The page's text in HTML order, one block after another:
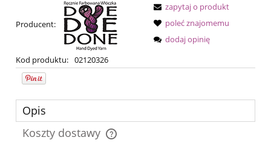
Producent:
Kod produktu: 02120326
zapytaj o produkt
poleć znajomemu
dodaj opinię
Opis
Koszty dostawy
Cena nie zawiera ewentualnych kosztów płatności